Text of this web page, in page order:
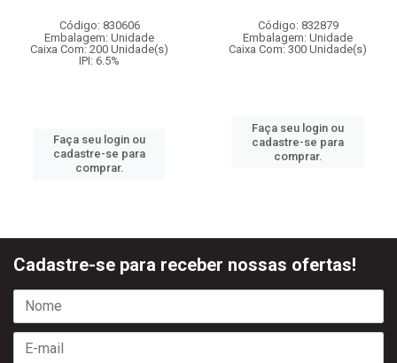
Código: 830606
Embalagem: Unidade
Caixa Com: 200 Unidade(s)
IPI: 6.5%
Faça seu login ou
cadastre-se para
comprar.
Código: 832879
Embalagem: Unidade
Caixa Com: 300 Unidade(s)
Faça seu login ou
cadastre-se para
comprar.
Cadastre-se para receber nossas ofertas!